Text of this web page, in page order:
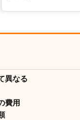
異なる
費用